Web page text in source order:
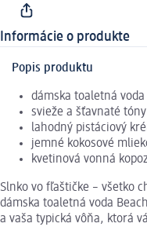
Informácie o produkte
Popis produktu
dámska toaletná
svieže a šťavnaté
lahodný pistáciový
jemné kokosové
kvetinová vonná
Slnko vo fľaštičke – všetko
dámska toaletná voda
a vaša typická vôňa, ktorá